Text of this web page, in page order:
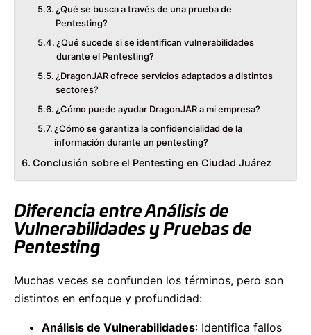
¿Qué se busca a través de una prueba de
Pentesting?
¿Qué sucede si se identifican vulnerabilidades
durante el Pentesting?
¿DragonJAR ofrece servicios adaptados a distintos
sectores?
¿Cómo puede ayudar DragonJAR a mi empresa?
¿Cómo se garantiza la confidencialidad de la
información durante un pentesting?
Conclusión sobre el Pentesting en Ciudad Juárez
Diferencia entre Análisis de
Vulnerabilidades y Pruebas de
Pentesting
Muchas veces se confunden los términos, pero son
distintos en enfoque y profundidad:
Análisis de Vulnerabilidades: Identifica fallos